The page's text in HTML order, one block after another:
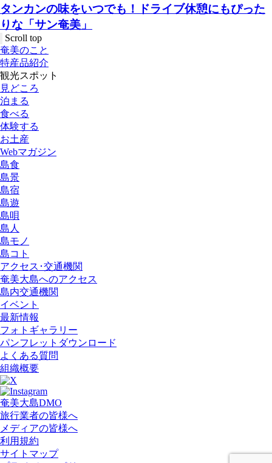
タンカンの味をいつでも！ドライブ休憩にもぴった
りな「サン奄美」
Scroll top
奄美のこと
特産品紹介
観光スポット
見どころ
泊まる
食べる
体験する
お土産
Webマガジン
島食
島景
島宿
島遊
島唄
島人
島モノ
島コト
アクセス･交通機関
奄美大島へのアクセス
島内交通機関
イベント
最新情報
フォトギャラリー
パンフレットダウンロード
よくある質問
組織概要
奄美大島DMO
旅行業者の皆様へ
メディアの皆様へ
利用規約
サイトマップ